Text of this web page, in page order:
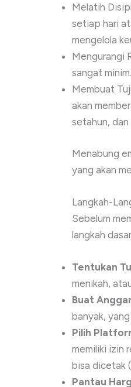
Melatih
setiap hari
mengelola
Mengurangi
sangat
Membuat
akan
setahun,
Menabung
yang akan
Langkah-
Sebelum
langkah
Tentukan
menikah,
Buat
banyak,
Pilih
memiliki izin
bisa dicetak
Pantau